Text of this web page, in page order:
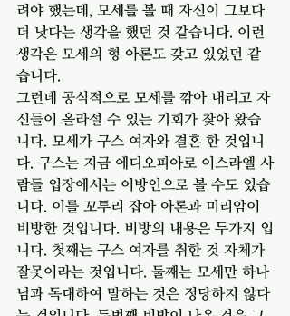
려야 했는데, 모세를 볼 때 자신이 그보다
더 낫다는 생각을 했던 것 같습니다. 이런
생각은 모세의 형 아론도 갖고 있었던 같
습니다.
그런데 공식적으로 모세를 깎아 내리고 자
신들이 올라설 수 있는 기회가 찾아 왔습
니다. 모세가 구스 여자와 결혼 한 것입니
다. 구스는 지금 에디오피아로 이스라엘 사
람들 입장에서는 이방인으로 볼 수도 있습
니다. 이를 꼬투리 잡아 아론과 미리암이
비방한 것입니다. 비방의 내용은 두가지 입
니다. 첫째는 구스 여자를 취한 것 자체가
잘못이라는 것입니다. 둘째는 모세만 하나
님과 독대하여 말하는 것은 정당하지 않다